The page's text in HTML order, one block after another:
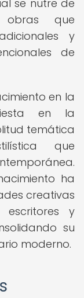
se nutre de
obras que
y
de
en la
en la
temática
que
ha
creativas
y
su
moderno.